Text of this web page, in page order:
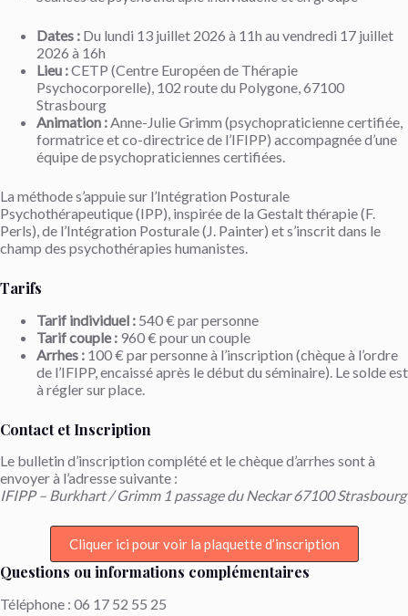
Dates : Du lundi 13 juillet 2026 à 11h au vendredi 17 juillet
2026 à 16h
Lieu :CETP (Centre Européen de Thérapie
Psychocorporelle), 102 route du Polygone, 67100
Strasbourg
Animation :Anne-Julie Grimm (psychopraticienne certifiée,
formatrice et co-directrice de l’IFIPP) accompagnée d’une
équipe de psychopraticiennes certifiées.
La méthode s’appuie sur l’Intégration Posturale
Psychothérapeutique (IPP), inspirée de la Gestalt thérapie (F.
Perls), de l’Intégration Posturale (J. Painter) et s’inscrit dans le
champ des psychothérapies humanistes.
Tarifs
Tarif individuel : 540 € par personne
Tarif couple : 960 € pour un couple
Arrhes : 100 € par personne à l’inscription (chèque à l’ordre
de l’IFIPP, encaissé après le début du séminaire). Le solde est
à régler sur place.
Contact et Inscription
Le bulletin d’inscription complété et le chèque d’arrhes sont à
envoyer à l’adresse suivante :
IFIPP – Burkhart / Grimm 1 passage du Neckar 67100 Strasbourg
Cliquer ici pour voir la plaquette d’inscription
Questions ou informations complémentaires
Téléphone : 06 17 52 55 25